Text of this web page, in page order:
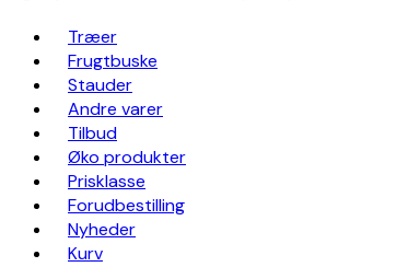
Træer
Frugtbuske
Stauder
Andre varer
Tilbud
Øko produkter
Prisklasse
Forudbestilling
Nyheder
Kurv